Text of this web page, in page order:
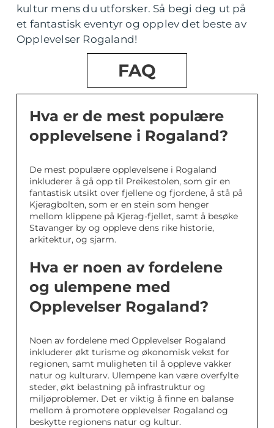
kultur mens du utforsker. Så begi deg ut på
et fantastisk eventyr og opplev det beste av
Opplevelser Rogaland!
FAQ
Hva er de mest populære
opplevelsene i Rogaland?
De mest populære opplevelsene i Rogaland
inkluderer å gå opp til Preikestolen, som gir en
fantastisk utsikt over fjellene og fjordene, å stå på
Kjeragbolten, som er en stein som henger
mellom klippene på Kjerag-fjellet, samt å besøke
Stavanger by og oppleve dens rike historie,
arkitektur, og sjarm.
Hva er noen av fordelene
og ulempene med
Opplevelser Rogaland?
Noen av fordelene med Opplevelser Rogaland
inkluderer økt turisme og økonomisk vekst for
regionen, samt muligheten til å oppleve vakker
natur og kulturarv. Ulempene kan være overfylte
steder, økt belastning på infrastruktur og
miljøproblemer. Det er viktig å finne en balanse
mellom å promotere opplevelser Rogaland og
beskytte regionens natur og kultur.